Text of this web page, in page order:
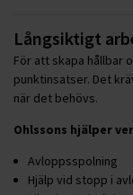
Långsiktigt
För att skapa hållbar
punktinsatser. Det
när det behövs.
Ohlssons hjälper
Avloppsspolning
Hjälp vid stopp i